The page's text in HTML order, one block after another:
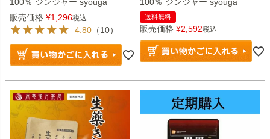
100％ ジンジャー syouga
販売価格 ¥1,296税込
4.80 （10）
100％ ジンジャー syouga
送料無料
販売価格 ¥2,592税込